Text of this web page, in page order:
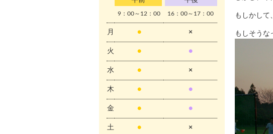
もしかして
もしそうな
9：00～12：00 16：00～17：00
月 ● ×
火 ● ●
水 ● ×
木 ● ●
金 ● ●
土 ● ×